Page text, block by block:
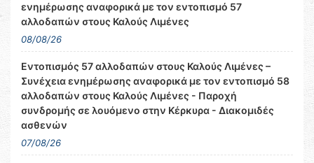
ενημέρωσης αναφορικά με τον εντοπισμό 57
αλλοδαπών στους Καλούς Λιμένες
08/08/26
Εντοπισμός 57 αλλοδαπών στους Καλούς Λιμένες –
Συνέχεια ενημέρωσης αναφορικά με τον εντοπισμό 58
αλλοδαπών στους Καλούς Λιμένες - Παροχή
συνδρομής σε λουόμενο στην Κέρκυρα - Διακομιδές
ασθενών
07/08/26